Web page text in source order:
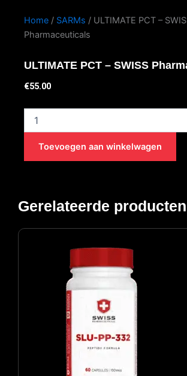
Home / SARMs / ULTIMATE PCT –
Pharmaceuticals
ULTIMATE PCT – SWISS
€55.00
PCT
SWISS
Pharmaceuticals
Toevoegen aan winkelwagen
Gerelateerde producten